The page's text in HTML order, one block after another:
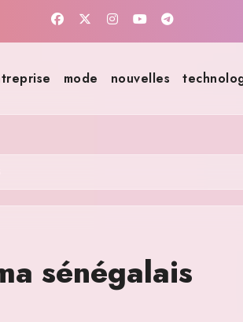
mode nouvelles
sénégalais